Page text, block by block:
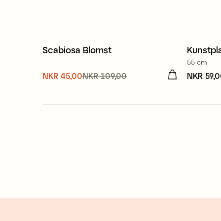
Sale
Scabiosa Blomst
Nåværende pris:
NKR 45,00NKR 109,00
55 cm
Pris :
NKR